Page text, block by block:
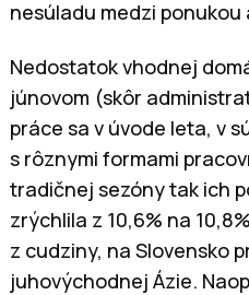
nesúladu medzi
Nedostatok vhodnej
júnovom (skôr
práce sa v úvode leta, v
s rôznymi formami
tradičnej sezóny tak ich
zrýchlila z 10,6% na
z cudziny, na Slovensko
juhovýchodnej Ázie.